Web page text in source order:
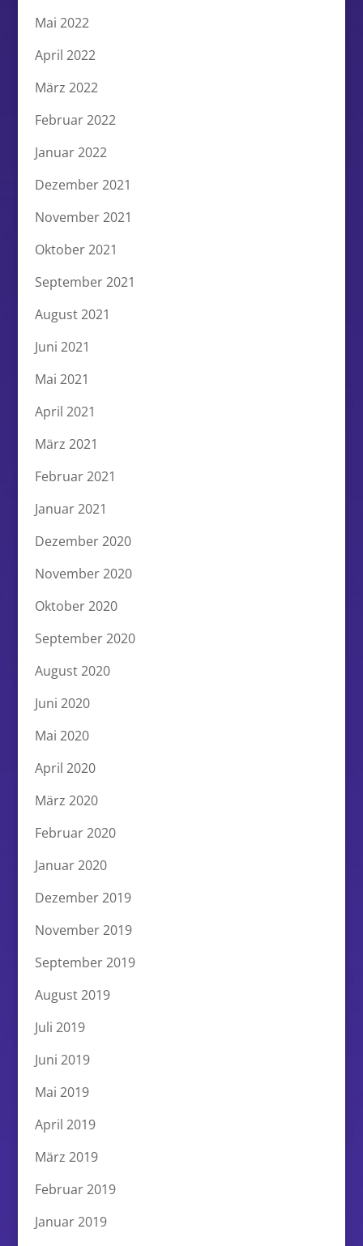
Mai 2022
April 2022
März 2022
Februar 2022
Januar 2022
Dezember 2021
November 2021
Oktober 2021
September 2021
August 2021
Juni 2021
Mai 2021
April 2021
März 2021
Februar 2021
Januar 2021
Dezember 2020
November 2020
Oktober 2020
September 2020
August 2020
Juni 2020
Mai 2020
April 2020
März 2020
Februar 2020
Januar 2020
Dezember 2019
November 2019
September 2019
August 2019
Juli 2019
Juni 2019
Mai 2019
April 2019
März 2019
Februar 2019
Januar 2019